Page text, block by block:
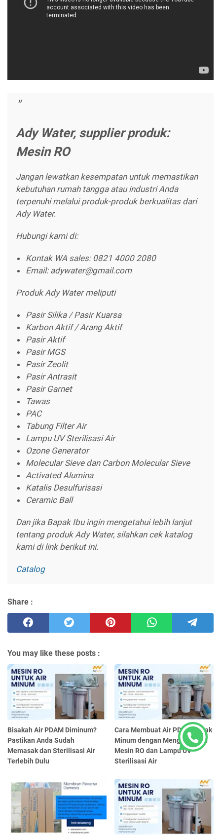
Ady Water, supplier produk:
Mesin RO
Jangan lewatkan kesempatan untuk memastikan
kebutuhan rumah tangga atau industri Anda
terpenuhi melalui produk-produk berkualitas dari
Ady Water.
Hubungi kami di:
Kontak WA sales: 0821 4000 2080
Email: adywater@gmail.com
Produk Ady Water meliputi
Pasir Silika / Pasir Kuarsa
Karbon Aktif / Arang Aktif
Pasir Aktif
Pasir MGS
Pasir Zeolit
Pasir Antrasit
Pasir Garnet
Tawas
PAC
Tabung Filter Air
Lampu UV Sterilisasi Air
Ozone Generator
Molecular Sieve dan Carbon Molecular Sieve
Activated Alumina
Katalis Desulfurisasi
Ceramic Ball
Dan jika Bapak Ibu ingin mengetahui lebih lanjut
tentang produk Ady Water, silahkan cek katalog
kami di link berikut ini.
Catalog
Share :
You may like these posts :
Bisakah Air PDAM Diminum?
Pastikan Anda Sudah
Memasak dan Sterilisasi Air
Terlebih Dulu
Cara Membuat Air PDAM Layak
Minum dengan Menggunakan
Mesin RO dan Lampu UV
Sterilisasi Air